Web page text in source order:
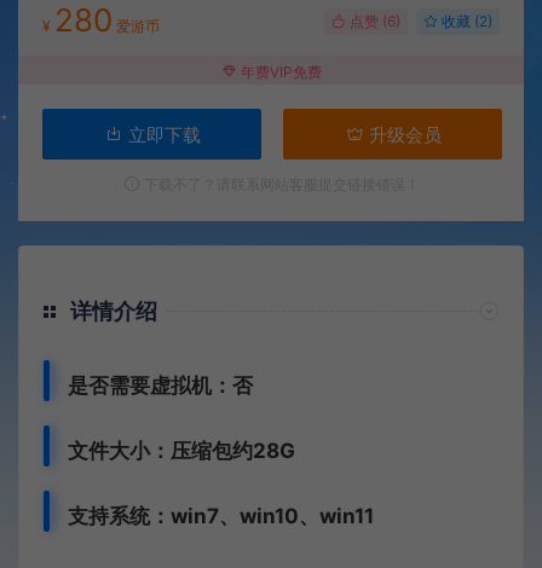
¥ 280 爱游币 点赞 (6) 收藏 (2)
年费VIP免费
立即下载 升级会员
详情介绍
是否需要虚拟机：否
文件大小：压缩包约28G
支持系统：win7、win10、win11